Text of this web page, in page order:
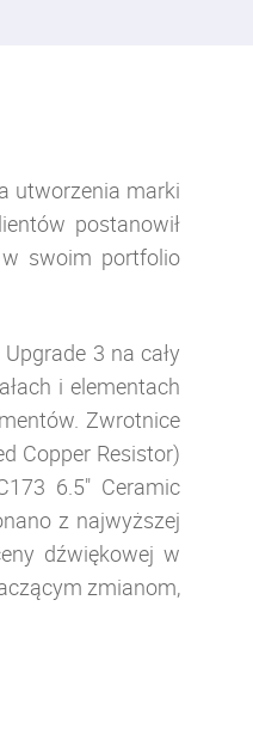
utworzenia marki
postanowił
w swoim portfolio
3 na cały
i elementach
Zwrotnice
Copper Resistor)
6.5" Ceramic
z najwyższej
dźwiękowej w
zmianom,